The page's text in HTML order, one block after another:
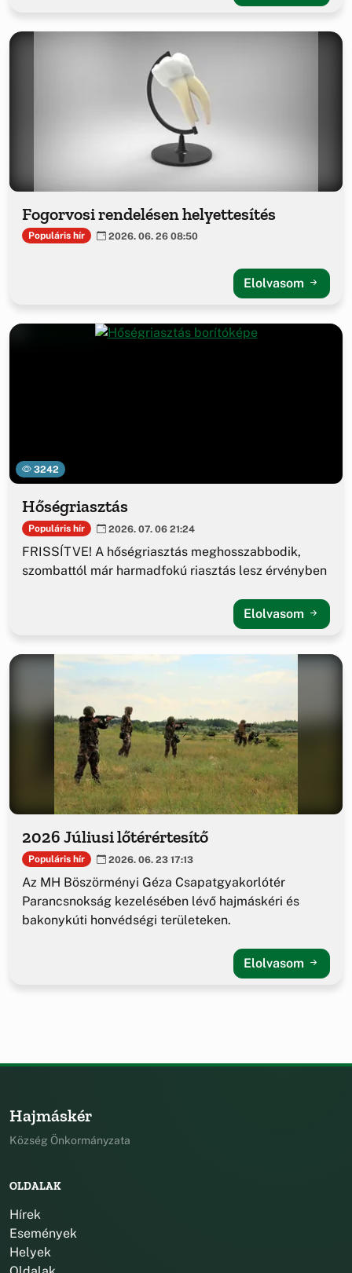
Fogorvosi rendelésen helyettesítés
Populáris hír 2026. 06. 26 08:50
Elolvasom
3242
Hőségriasztás
Populáris hír 2026. 07. 06 21:24
FRISSÍTVE! A hőségriasztás meghosszabbodik,
szombattól már harmadfokú riasztás lesz érvényben
Elolvasom
2026 Júliusi lőtérértesítő
Populáris hír 2026. 06. 23 17:13
Az MH Böszörményi Géza Csapatgyakorlótér
Parancsnokság kezelésében lévő hajmáskéri és
bakonykúti honvédségi területeken.
Elolvasom
Hajmáskér
Község Önkormányzata
OLDALAK
Hírek
Események
Helyek